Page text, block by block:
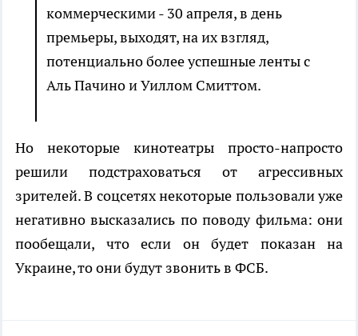
коммерческими - 30 апреля, в день
премьеры, выходят, на их взгляд,
потенциально более успешные ленты с
Аль Пачино и Уиллом Смиттом.
Но некоторые кинотеатры просто-напросто
решили подстраховаться от агрессивных
зрителей. В соцсетях некоторые пользовали уже
негативно высказались по поводу фильма: они
пообещали, что если он будет показан на
Украине, то они будут звонить в ФСБ.